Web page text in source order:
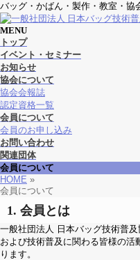
バッグ・かばん・製作・教室・協
MENU
メ
ニ
ュ
ー
を
飛
ば
す
トップ
イベント・セミナー
お知らせ
協会について
協会会報誌
認定資格一覧
会員について
会員のお申し込み
お問い合わせ
関連団体
会員について
HOME »
会員について
1. 会員とは
一般社団法人 日本バッグ技術普
および技術普及に関わる皆様の活
ります。